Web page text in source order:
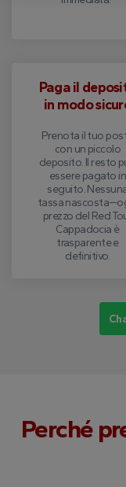
Paga il
in modo
Prenota il tuo
con un piccolo
deposito. Il resto
essere pagato in
seguito.
tassa
prezzo del Red
Cappadocia è
trasparente e
definitivo.
Perché